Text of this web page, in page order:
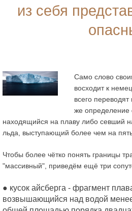
из себя
Само слово
восходит к
всего
же определение
находящийся на плаву либо севший
льда, выступающий более чем на
Чтобы более чётко понять границы
"массивный", приведём ещё три
● кусок айсберга - фрагмент
возвышающийся над водой